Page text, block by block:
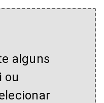
alguns
ou